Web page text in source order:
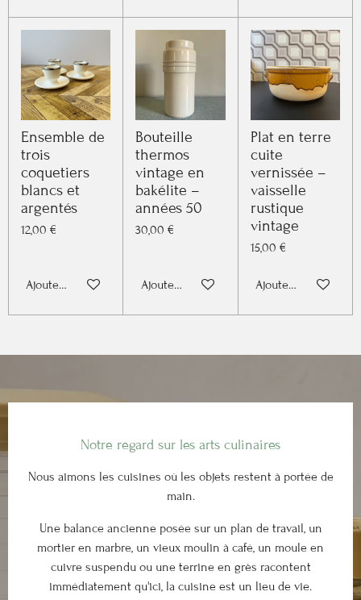
Ensemble de
trois
coquetiers
blancs et
argentés
12,00 €
Ajouter au panier
Bouteille
thermos
vintage en
bakélite –
années 50
30,00 €
Ajouter au panier
Plat en terre
cuite
vernissée –
vaisselle
rustique
vintage
15,00 €
Ajouter au panier
Notre regard sur les arts culinaires
Nous aimons les cuisines où les objets restent à portée de
main.
Une balance ancienne posée sur un plan de travail, un
mortier en marbre, un vieux moulin à café, un moule en
cuivre suspendu ou une terrine en grès racontent
immédiatement qu'ici, la cuisine est un lieu de vie.